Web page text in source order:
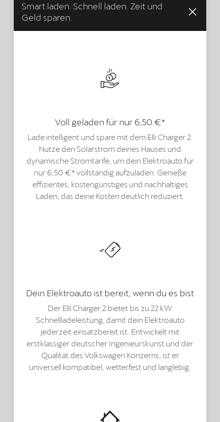
Smart laden. Schnell laden. Zeit und
Geld sparen.
Voll geladen für nur 6,50 €*
Lade intelligent und spare mit dem Elli Charger 2.
Nutze den Solarstrom deines Hauses und
dynamische Stromtarife, um dein Elektroauto für
nur 6,50 €* vollständig aufzuladen. Genieße
effizientes, kostengünstiges und nachhaltiges
Laden, das deine Kosten deutlich reduziert.
Dein Elektroauto ist bereit, wenn du es bist
Der Elli Charger 2 bietet bis zu 22 kW
Schnellladeleistung, damit dein Elektroauto
jederzeit einsatzbereit ist. Entwickelt mit
erstklassiger deutscher Ingenieurskunst und der
Qualität des Volkswagen Konzerns, ist er
universell kompatibel, wetterfest und langlebig.